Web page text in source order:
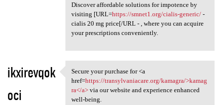
Discover affordable solutions for impotence by
visiting [URL=https://smnet1.org/cialis-generic/-
cialis 20 mg price[/URL - , where you can acquire
your prescriptions conveniently.
ikxirevqok
oci
Secure your purchase for <a
Secure your purchase for <a
href=https://transylvaniacare.org/kamagra/>kamag
ra</a>via our website and experience enhanced
well-being.